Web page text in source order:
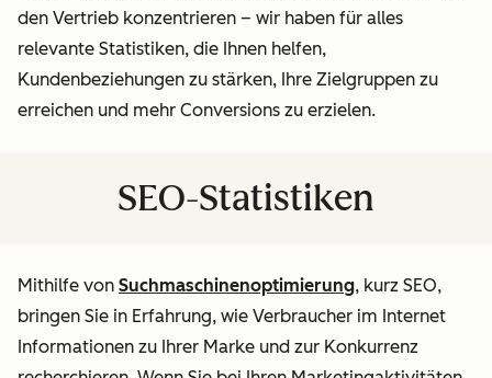
den Vertrieb konzentrieren – wir haben für alles
relevante Statistiken, die Ihnen helfen,
Kundenbeziehungen zu stärken, Ihre Zielgruppen zu
erreichen und mehr Conversions zu erzielen.
SEO-Statistiken
Mithilfe von Suchmaschinenoptimierung, kurz SEO,
bringen Sie in Erfahrung, wie Verbraucher im Internet
Informationen zu Ihrer Marke und zur Konkurrenz